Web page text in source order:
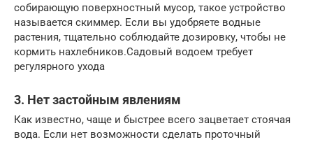
собирающую поверхностный мусор, такое устройство
называется скиммер. Если вы удобряете водные
растения, тщательно соблюдайте дозировку, чтобы не
кормить нахлебников.Садовый водоем требует
регулярного ухода
3. Нет застойным явлениям
Как известно, чаще и быстрее всего зацветает стоячая
вода. Если нет возможности сделать проточный